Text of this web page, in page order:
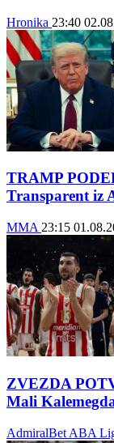
Hronika 23:40
TRAMP
Transparent iz
MMA 23:15
ZVEZDA
Mali
AdmiralBet ABA